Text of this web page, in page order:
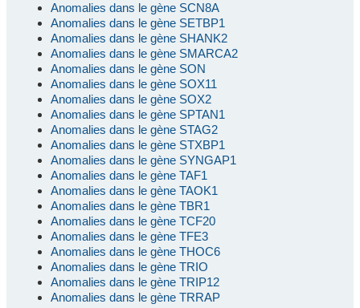
Anomalies dans le gène SCN8A
Anomalies dans le gène SETBP1
Anomalies dans le gène SHANK2
Anomalies dans le gène SMARCA2
Anomalies dans le gène SON
Anomalies dans le gène SOX11
Anomalies dans le gène SOX2
Anomalies dans le gène SPTAN1
Anomalies dans le gène STAG2
Anomalies dans le gène STXBP1
Anomalies dans le gène SYNGAP1
Anomalies dans le gène TAF1
Anomalies dans le gène TAOK1
Anomalies dans le gène TBR1
Anomalies dans le gène TCF20
Anomalies dans le gène TFE3
Anomalies dans le gène THOC6
Anomalies dans le gène TRIO
Anomalies dans le gène TRIP12
Anomalies dans le gène TRRAP